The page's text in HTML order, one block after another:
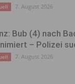
7. August 2026
Bub (4) nach
– Polizei
7. August 2026